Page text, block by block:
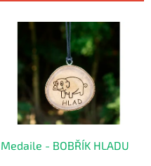
Medaile - BOBŘÍK HLADU